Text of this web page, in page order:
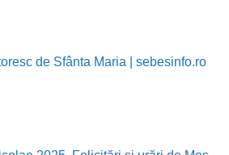
de Sfânta Maria | sebesinfo.ro